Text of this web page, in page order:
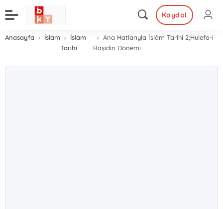
Kaydol
Anasayfa İslam
İslam
Tarihi
Ana Hatlarıyla İslâm Tarihi 2;Hulefa-i
Raşidin Dönemi